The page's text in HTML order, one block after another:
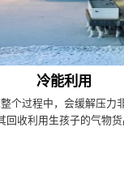
冷能利用
个过程中，会缓解压力
回收利用生孩子的气物货